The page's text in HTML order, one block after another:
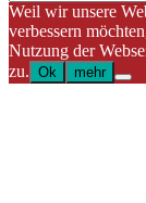
Weil wir unsere
verbessern
Nutzung der
zu. Ok mehr